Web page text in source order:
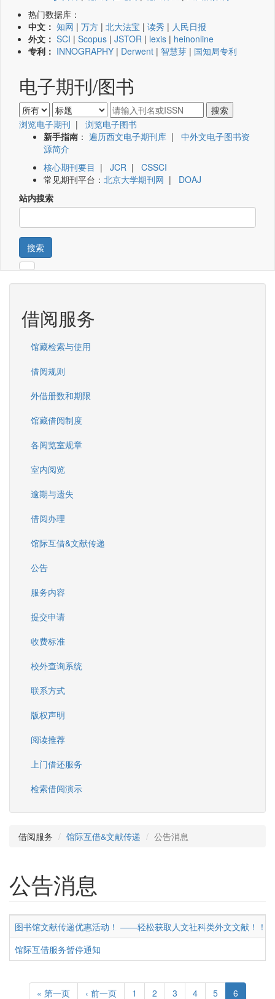
热门数据库：
中文： 知网 | 万方 | 北大法宝 | 读秀 | 人民日报
外文： SCI | Scopus | JSTOR | lexis | heinonline
专利： INNOGRAPHY | Derwent | 智慧芽 | 国知局专利
电子期刊/图书
浏览电子期刊 | 浏览电子图书
新手指南 ： 遍历西文电子期刊库 | 中外文电子图书资
源简介
核心期刊要目 | JCR | CSSCI
常见期刊平台： 北京大学期刊网 | DOAJ
站内搜索
搜索
借阅服务
馆藏检索与使用
借阅规则
外借册数和期限
馆藏借阅制度
各阅览室规章
室内阅览
逾期与遗失
借阅办理
馆际互借&文献传递
公告
服务内容
提交申请
收费标准
校外查询系统
联系方式
版权声明
阅读推荐
上门借还服务
检索借阅演示
借阅服务 馆际互借&文献传递 公告消息
公告消息
图书馆文献传递优惠活动！ ——轻松获取人文社科类外文文献！！
馆际互借服务暂停通知
« 第一页 ‹ 前一页 1 2 3 4 5 6